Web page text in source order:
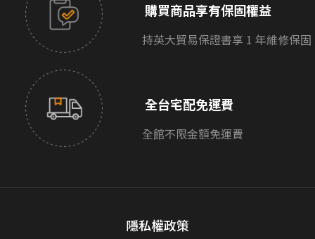
購買商品享有保固權益
持英大貿易保證書享 1 年維修保固
全台宅配免運費
全館不限金額免運費
隱私權政策